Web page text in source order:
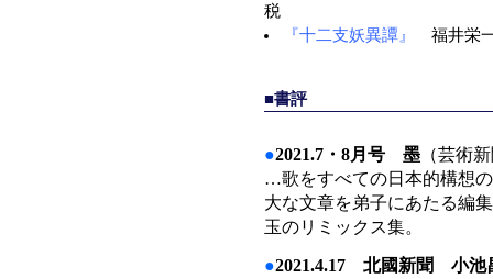
税
『十二支妖異譚』
福井栄
■書評
●2021.7・8月号 墨 （芸術
…歌をすべての日本的構想
大な文章を弟子にあたる編
玉のリミックス集。
●2021.4.17 北國新聞 小池